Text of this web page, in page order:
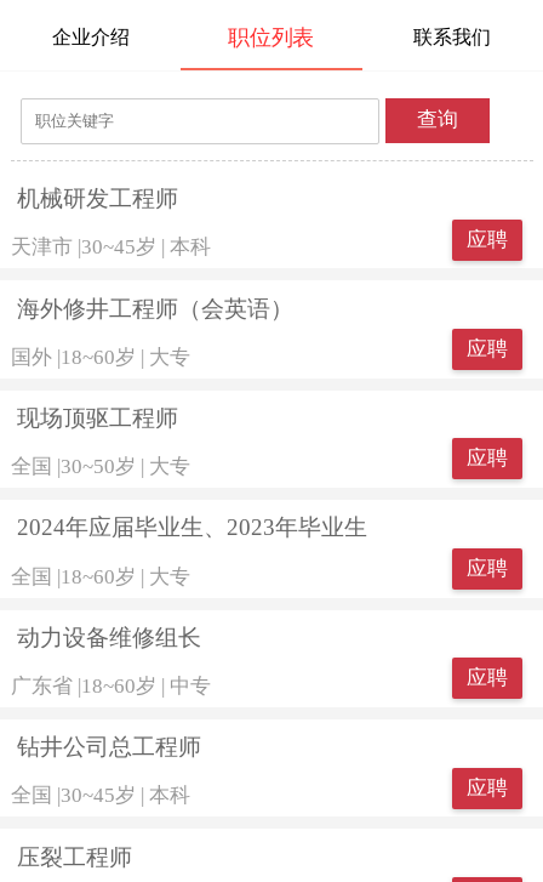
企业介绍 职位列表 联系我们
查询
机械研发工程师
天津市 30~45岁 本科 应聘
海外修井工程师（会英语）
国外|18~60岁 | 大专 应聘
现场顶驱工程师
全国 30~50岁 大专 应聘
2024年应届毕业生、2023年毕业生
全国 |18~60岁 | 大专 应聘
动力设备维修组长
广东省|18~60岁 | 中专 应聘
钻井公司总工程师
全国 30~45岁 本科 应聘
压裂工程师